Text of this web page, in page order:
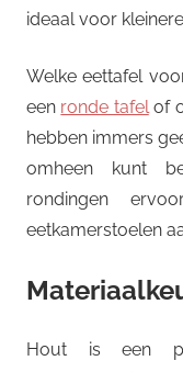
ideaal voor
Welke eettafel
een ronde tafelof
hebben immers
omheen kunt
rondingen
eetkamerstoelen
Hout is een